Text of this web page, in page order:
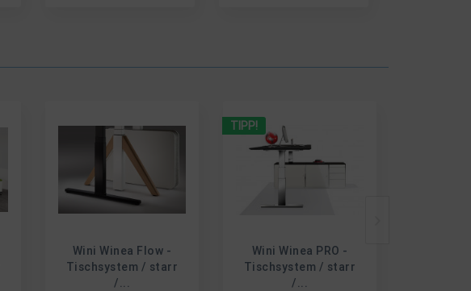
Wini Winea Flow -
Tischsystem / starr
/...
TIPP!
Wini Winea PRO -
Tischsystem / starr
/...